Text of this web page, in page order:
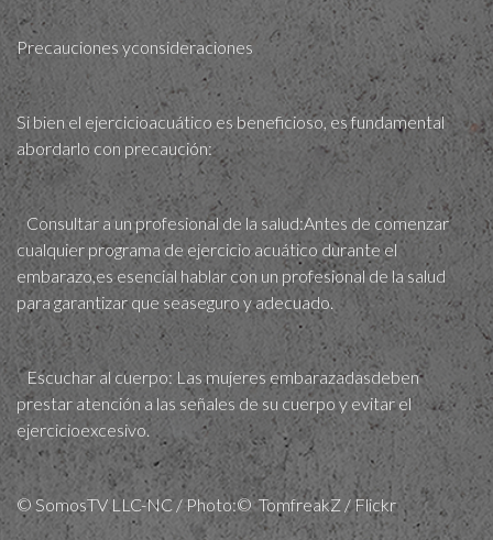
Precauciones yconsideraciones
Si bien el ejercicioacuático es beneficioso, es fundamental
abordarlo con precaución:
Consultar a un profesional de la salud:Antes de comenzar
cualquier programa de ejercicio acuático durante el
embarazo,es esencial hablar con un profesional de la salud
para garantizar que seaseguro y adecuado.
Escuchar al cuerpo: Las mujeres embarazadasdeben
prestar atención a las señales de su cuerpo y evitar el
ejercicioexcesivo.
© SomosTV LLC-NC / Photo:© TomfreakZ / Flickr